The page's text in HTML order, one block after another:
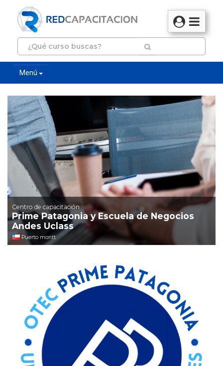
Menú
Centro de capacitación
Prime Patagonia y Escuela de Negocios
Andes Uclass
Puerto montt